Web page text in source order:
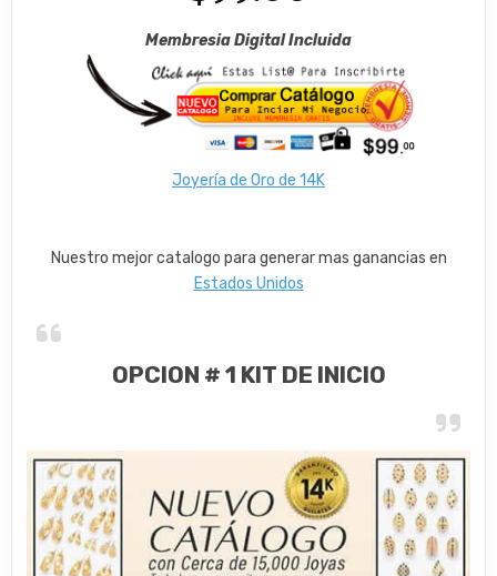
Membresia Digital Incluida
Joyería de Oro de 14K
Nuestro mejor catalogo para generar mas ganancias en
Estados Unidos
OPCION # 1 KIT DE INICIO